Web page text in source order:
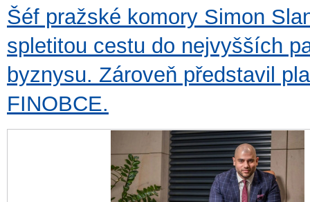
Rozhovory
Šéf pražské komory Simon
spletitou cestu do nejvyšších
byznysu. Zároveň představil
FINOBCE.